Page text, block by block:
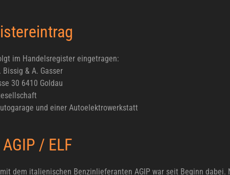
im Handelsregister eingetragen:
Bissig & A. Gasser
30 6410 Goldau
und einer Autoelektrowerkstatt
/ ELF
dem italienischen Benzinlieferanten AGIP war seit Beginn